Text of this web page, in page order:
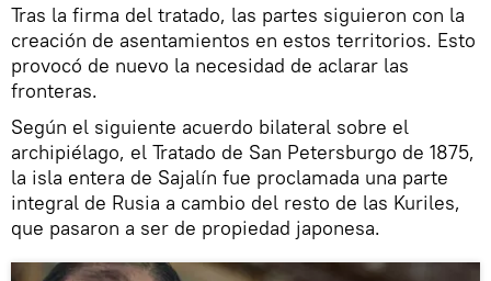
Tras la firma del tratado, las partes siguieron con la
creación de asentamientos en estos territorios. Esto
provocó de nuevo la necesidad de aclarar las
fronteras.
Según el siguiente acuerdo bilateral sobre el
archipiélago, el Tratado de San Petersburgo de 1875,
la isla entera de Sajalín fue proclamada una parte
integral de Rusia a cambio del resto de las Kuriles,
que pasaron a ser de propiedad japonesa.